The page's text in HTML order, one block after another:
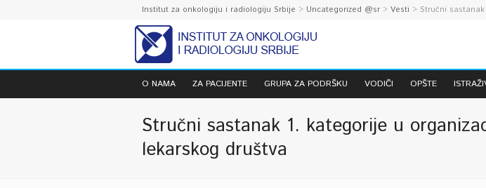
Institut za onkologiju i radiologiju Srbije > Uncategorized @sr > Vesti > Stručni
O NAMA ZA PACIJENTE GRUPA ZA PODRŠKU VODIČI OPŠTE
Stručni sastanak 1. kategorije u
lekarskog društva